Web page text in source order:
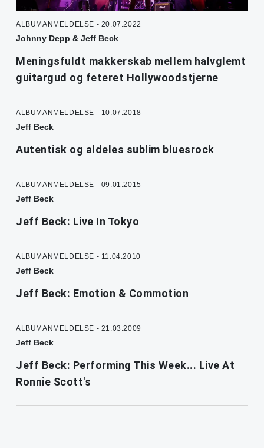
ALBUMANMELDELSE - 20.07.2022
Johnny Depp & Jeff Beck
Meningsfuldt makkerskab mellem halvglemt
guitargud og feteret Hollywoodstjerne
ALBUMANMELDELSE - 10.07.2018
Jeff Beck
Autentisk og aldeles sublim bluesrock
ALBUMANMELDELSE - 09.01.2015
Jeff Beck
Jeff Beck: Live In Tokyo
ALBUMANMELDELSE - 11.04.2010
Jeff Beck
Jeff Beck: Emotion & Commotion
ALBUMANMELDELSE - 21.03.2009
Jeff Beck
Jeff Beck: Performing This Week... Live At
Ronnie Scott's